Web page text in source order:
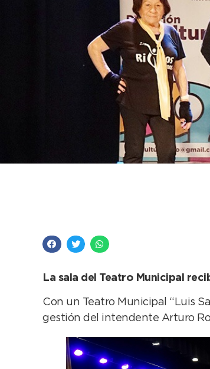
La sala del Teatro Municipal
Con un Teatro Municipal “Luis
gestión del intendente Arturo